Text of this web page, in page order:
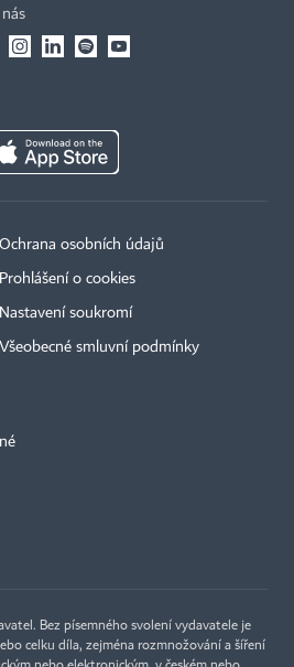
Ochrana osobních údajů
Prohlášení o cookies
Nastavení soukromí
Všeobecné smluvní podmínky
Bez písemného svolení vydavatele je
celku díla, zejména rozmnožování a šíření